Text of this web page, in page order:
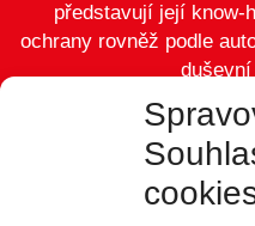
představují její know-
ochrany rovněž podle